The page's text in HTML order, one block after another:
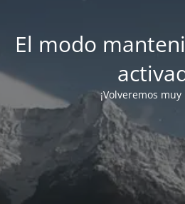
El modo
¡Volveremos